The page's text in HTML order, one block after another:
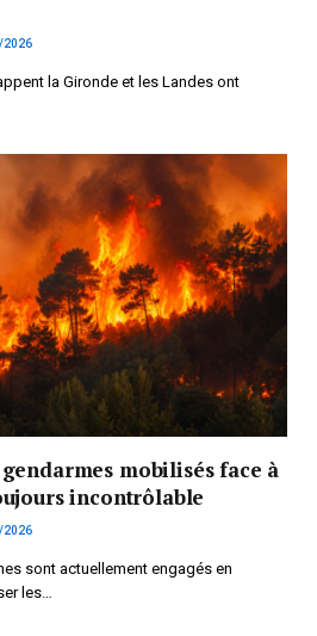
2026
la Gironde et les Landes ont
mobilisés face à
incontrôlable
2026
sont actuellement engagés en
les…